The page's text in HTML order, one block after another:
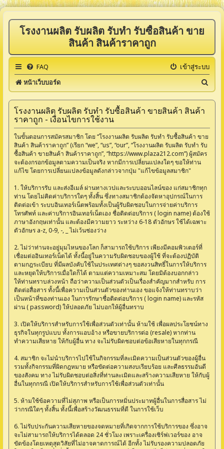
โรงงานผลิต รับผลิต รับทำ รับซื้อสินค้า ขาย
สินค้า สินค้าราคาถูก
FAQ
เข้าสู่ระบบ
หน้าเว็บบอร์ด
น
โรงงานผลิต รับผลิต รับทำ รับซื้อสินค้า ขายสินค้า สินค้า
ราคาถูก - เงื่อนไขการใช้งาน
ในขั้นตอนการสมัครสมาชิก โดย “โรงงานผลิต รับผลิต รับทำ รับซื้อสินค้า ขาย
สินค้า สินค้าราคาถูก” (เรียก “we”, “us”, “our”, “โรงงานผลิต รับผลิต รับทำ รับ
ซื้อสินค้า ขายสินค้า สินค้าราคาถูก”, “https://www.plaza212.com”) ผู้สมัคร
จะต้องกรอกข้อมูลตามความเป็นจริง หากมีการเปลี่ยนแปลงใดๆ ขอให้ท่าน
แก้ไข โดยการเปลี่ยนแปลงข้อมูลดังกล่าวจากปุ่ม "แก้ไขข้อมูลสมาชิก"
1. ให้บริการรับ และส่งอีเมล์ ผ่านทางเวปและระบบออนไลน์ของ แก่สมาชิกทุก
ท่าน โดยไม่คิดค่าบริการใดๆ ทั้งสิ้น ซึ่งทางสมาชิกต้องจัดหาอุปกรณ์ในการ
ติดต่อเข้า ระบบอินเทอร์เน็ตพร้อมทั้งเป็นผู้รับผิดชอบในการจ่ายค่าบริการ
โทรศัพท์ และค่าบริการอินเทอร์เน็ตเอง ชื่อติดต่อบริการ ( login name) ต้องใช้
ภาษาอังกฤษเท่านั้น และต้องมีความยาว ระหว่าง 6-18 ตัวอักษร ใช้ได้เฉพาะ
ตัวอักษร a-z, 0-9, -, _ ไม่เว้นช่องว่าง
2. ไม่ว่าท่านจะอยู่มุมไหนของโลก ก็สามารถใช้บริการ เพียงมีคอมพิวเตอร์ที่
เชื่อมต่ออินเทอร์เน็ตได้ ทั้งนี้อยู่ในความรับผิดชอบของผู้ใช้ ที่จะต้องปฏิบัติ
ตามกฎระเบียบ ที่มีผลบังคับใช้ในประเทศต่างๆ ขอสงวนสิทธิ์ในการให้บริการ
และหยุดให้บริการเมื่อใดก็ได้ ตามแต่ความเหมาะสม โดยมิต้องบอกกล่าว
ให้ท่านทราบล่วงหน้า ถือว่าความเป็นส่วนตัวเป็นเรื่องสำคัญมากสำหรับ การ
ติดต่อสื่อสาร ทั้งนี้เพื่อความเป็นส่วนตัวของท่านเอง ขอแจ้งให้ท่านทราบว่า
เป็นหน้าที่ของท่านเอง ในการรักษาชื่อติดต่อบริการ ( login name) และรหัส
ผ่าน ( password) ให้ปลอดภัย ไม่บอกให้ผู้อื่นทราบ
3. เปิดให้บริการสำหรับการใช้เพื่อส่วนตัวเท่านั้น ห้ามใช้ เพื่อผลประโยชน์ทาง
ธุรกิจในทุกรูปแบบ ทั้งการแอบอ้าง หรือขายบริการต่อ (resale) หากท่าน
ทำความเสียหาย ให้กับผู้อื่น ทาง จะไม่รับผิดชอบต่อข้อเสียหายในทุกกรณี
4. สมาชิก จะไม่นำบริการไปใช้ในกิจกรรมที่ละเมิดความเป็นส่วนตัวของผู้อื่น
รวมทั้งกิจกรรมที่ผิดกฎหมาย หรือขัดต่อความสงบเรียบร้อย และศีลธรรมอันดี
ของสังคม ทาง ไม่รับผิดชอบต่อสิ่งที่ท่านละเมิดและสร้างความเสียหาย ให้กับผู้
อื่นในทุกกรณี เปิดให้บริการสำหรับการใช้เพื่อส่วนตัวเท่านั้น
5. ห้ามใช้ข้อความที่ไม่สุภาพ หรือเป็นการหมิ่นประมาทผู้อื่นในการสื่อสาร ไม่
ว่ากรณีใดๆ ทั้งสิ้น ทั้งนี้เพื่อสร้างวัฒนธรรมที่ดี ในการใช้เว็บ
6. ไม่รับประกันความเสียหายของจดหมายที่เกิดจากการใช้บริการของ ซึ่งอาจ
จะไม่สามารถให้บริการได้ตลอด 24 ชั่วโมง เพราะเครื่องเซิร์ฟเวอร์ของ อาจ
ขัดข้องโดยเหตุสุดวิสัยที่ไม่อาจคาดการณ์ได้ อีกทั้ง ไม่รับรองความปลอดภัย